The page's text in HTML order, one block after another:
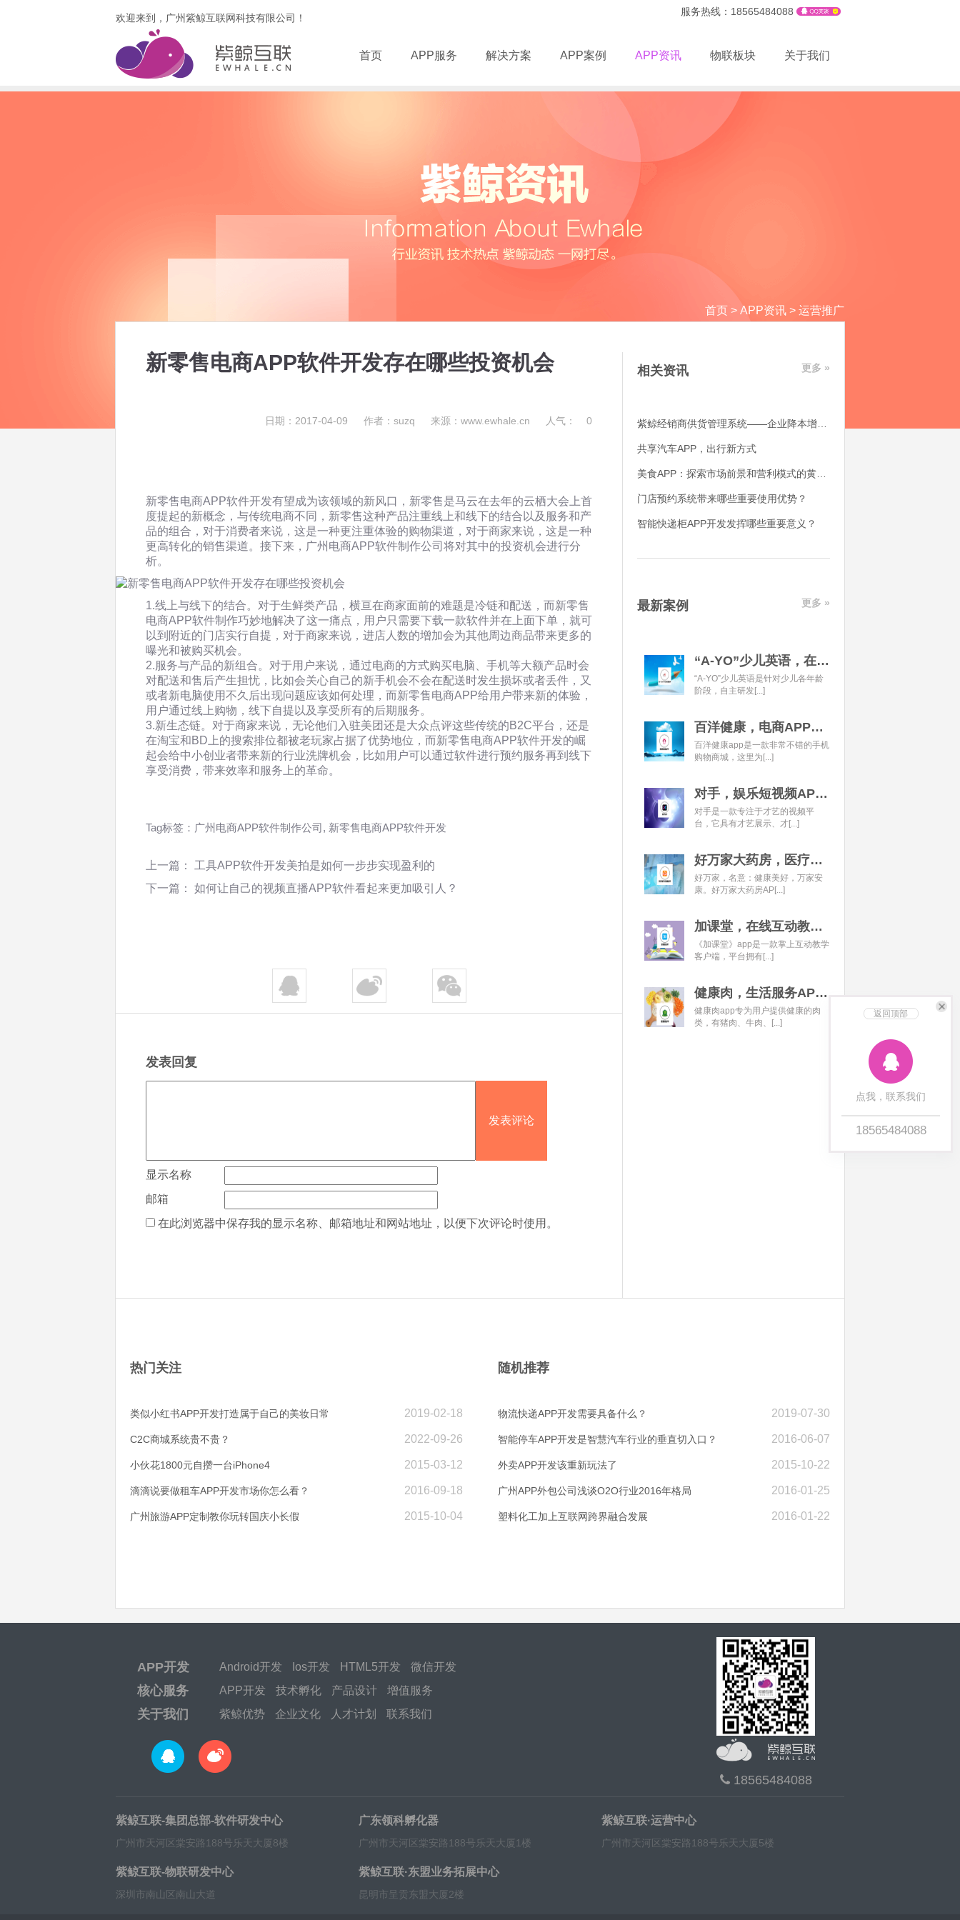
欢迎来到，广州紫鲸互联网科技有限公司！
服务热线：18565484088
首页 APP服务 解决方案 APP案例 APP资讯 物联板块 关于我们
返回顶部
点我，联系我们
18565484088
首页 > APP资讯 > 运营推广
新零售电商APP软件开发存在哪些投资机会
日期：2017-04-09 作者：suzq 来源：www.ewhale.cn 人气： 0
新零售电商APP软件开发有望成为该领域的新风口，新零售是马云在去年的云栖大会上首
度提起的新概念，与传统电商不同，新零售这种产品注重线上和线下的结合以及服务和产
品的组合，对于消费者来说，这是一种更注重体验的购物渠道，对于商家来说，这是一种
更高转化的销售渠道。接下来，广州电商APP软件制作公司将对其中的投资机会进行分
析。
1.线上与线下的结合。对于生鲜类产品，横亘在商家面前的难题是冷链和配送，而新零售
电商APP软件制作巧妙地解决了这一痛点，用户只需要下载一款软件并在上面下单，就可
以到附近的门店实行自提，对于商家来说，进店人数的增加会为其他周边商品带来更多的
曝光和被购买机会。
2.服务与产品的新组合。对于用户来说，通过电商的方式购买电脑、手机等大额产品时会
对配送和售后产生担忧，比如会关心自己的新手机会不会在配送时发生损坏或者丢件，又
或者新电脑使用不久后出现问题应该如何处理，而新零售电商APP给用户带来新的体验，
用户通过线上购物，线下自提以及享受所有的后期服务。
3.新生态链。对于商家来说，无论他们入驻美团还是大众点评这些传统的B2C平台，还是
在淘宝和BD上的搜索排位都被老玩家占据了优势地位，而新零售电商APP软件开发的崛
起会给中小创业者带来新的行业洗牌机会，比如用户可以通过软件进行预约服务再到线下
享受消费，带来效率和服务上的革命。
Tag标签： 广州电商APP软件制作公司 , 新零售电商APP软件开发
上一篇： 工具APP软件开发美拍是如何一步步实现盈利的
下一篇： 如何让自己的视频直播APP软件看起来更加吸引人？
发表回复
显示名称
邮箱
在此浏览器中保存我的显示名称、邮箱地址和网站地址，以便下次评论时使用。
相关资讯 更多 »
共享汽车APP，出行新方式
门店预约系统带来哪些重要使用优势？
智能快递柜APP开发发挥哪些重要意义？
最新案例 更多 »
“A-YO”少儿英语，在线语言学习平台开发经典案例
“A-YO”少儿英语是针对少儿各年龄
阶段，自主研发[...]
百洋健康，电商APP开发经典案例
百洋健康app是一款非常不错的手机
购物商城，这里为[...]
对手，娱乐短视频APP开发经典案例
对手是一款专注于才艺的视频平
台，它具有才艺展示、才[...]
好万家大药房，医疗健康APP开发经典案例
好万家，名意：健康美好，万家安
康。好万家大药房AP[...]
加课堂，在线互动教育APP经典案例
《加课堂》app是一款掌上互动教学
客户端，平台拥有[...]
健康肉，生活服务APP开发经典案例
健康肉app专为用户提供健康的肉
类，有猪肉、牛肉、[...]
热门关注
2019-02-18
类似小红书APP开发打造属于自己的美妆日常
2022-09-26
C2C商城系统贵不贵？
2015-03-12
小伙花1800元自攒一台iPhone4
2016-09-18
滴滴说要做租车APP开发市场你怎么看？
2015-10-04
广州旅游APP定制教你玩转国庆小长假
随机推荐
2019-07-30
物流快递APP开发需要具备什么？
2016-06-07
智能停车APP开发是智慧汽车行业的垂直切入口？
2015-10-22
外卖APP开发该重新玩法了
2016-01-25
广州APP外包公司浅谈O2O行业2016年格局
2016-01-22
塑料化工加上互联网跨界融合发展
APP开发 Android开发 Ios开发 HTML5开发 微信开发
核心服务 APP开发 技术孵化 产品设计 增值服务
关于我们 紫鲸优势 企业文化 人才计划 联系我们
18565484088
紫鲸互联-集团总部-软件研发中心
广州市天河区棠安路188号乐天大厦8楼
广东领科孵化器
广州市天河区棠安路188号乐天大厦1楼
紫鲸互联·运营中心
广州市天河区棠安路188号乐天大厦5楼
紫鲸互联-物联研发中心
深圳市南山区南山大道
紫鲸互联·东盟业务拓展中心
昆明市呈贡东盟大厦2楼